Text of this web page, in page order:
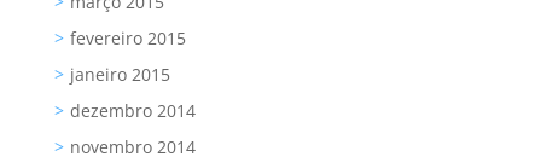
fevereiro 2015
janeiro 2015
dezembro 2014
novembro 2014